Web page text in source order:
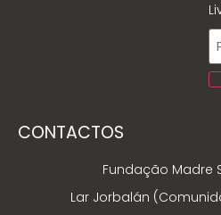
CONTACTOS
Fundação Madre
Lar Jorbalán